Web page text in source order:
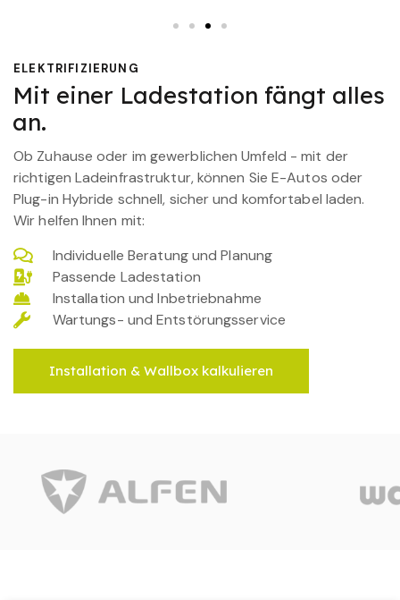
ELEKTRIFIZIERUNG
Mit einer Ladestation fängt alles
an.
Ob Zuhause oder im gewerblichen Umfeld - mit der
richtigen Ladeinfrastruktur, können Sie E-Autos oder
Plug-in Hybride schnell, sicher und komfortabel laden.
Wir helfen Ihnen mit:
Individuelle Beratung und Planung
Passende Ladestation
Installation und Inbetriebnahme
Wartungs- und Entstörungsservice
Installation & Wallbox kalkulieren